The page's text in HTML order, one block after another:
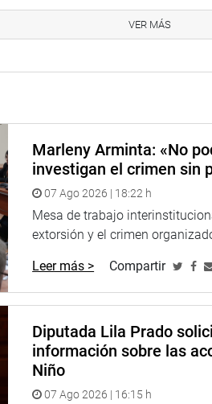
además de los
SEDAPAL y el MINSA deben
cuantos kilómetros ha recorrido
con tanta riqueza biológica,
mejorar y ser más estrictos en
similares y en caso lleguen a
que esta sea efectiva y
de un Comité de Crisis
por el periodo de tiempo necesario
Amazónicos y Afroperuanos,
VER MÁS
Marleny Arminta: «No
investigan el crimen sin
07 Ago 2026 | 18:22 h
Mesa de trabajo
extorsión y el crimen
Leer más > Compartir
Diputada Lila Prado
información sobre las
Niño
07 Ago 2026 | 16:15 h